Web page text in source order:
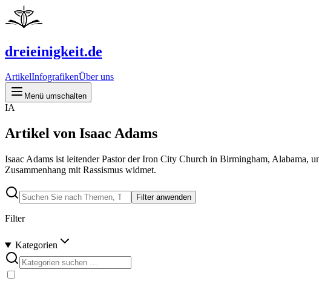
dreieinigkeit.de
ArtikelInfografikenÜber uns
Menü umschalten
IA
Artikel von Isaac Adams
Isaac Adams ist leitender Pastor der Iron City Church in Birmingham, Alabama,
Zusammenhang mit Rassismus widmet.
Filter anwenden
Filter
Kategorien